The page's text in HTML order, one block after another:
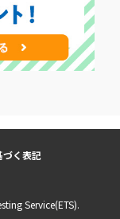
づく表記
Service(ETS).